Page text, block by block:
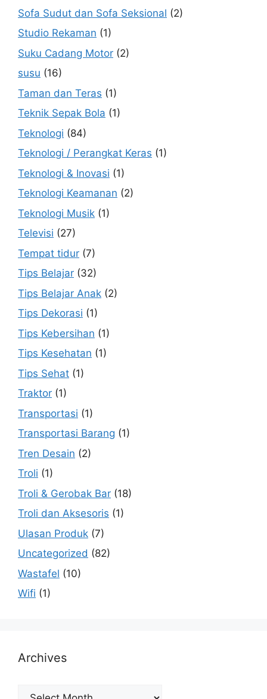
Sofa Sudut dan Sofa Seksional (2)
Studio Rekaman (1)
Suku Cadang Motor (2)
susu (16)
Taman dan Teras (1)
Teknik Sepak Bola (1)
Teknologi (84)
Teknologi / Perangkat Keras (1)
Teknologi & Inovasi (1)
Teknologi Keamanan (2)
Teknologi Musik (1)
Televisi (27)
Tempat tidur (7)
Tips Belajar (32)
Tips Belajar Anak (2)
Tips Dekorasi (1)
Tips Kebersihan (1)
Tips Kesehatan (1)
Tips Sehat (1)
Traktor (1)
Transportasi (1)
Transportasi Barang (1)
Tren Desain (2)
Troli (1)
Troli & Gerobak Bar (18)
Troli dan Aksesoris (1)
Ulasan Produk (7)
Uncategorized (82)
Wastafel (10)
Wifi (1)
Archives
Archives